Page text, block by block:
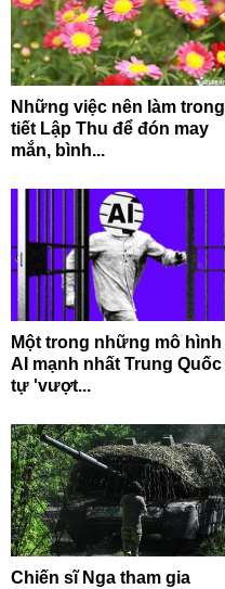
Những việc nên làm trong
tiết Lập Thu để đón may
mắn, bình...
Một trong những mô hình
AI mạnh nhất Trung Quốc
tự 'vượt...
Chiến sĩ Nga tham gia